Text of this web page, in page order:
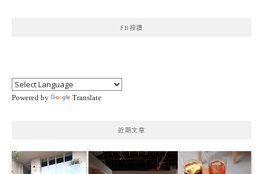
FB按讚
Powered by Translate
近期文章